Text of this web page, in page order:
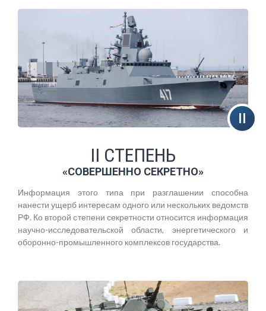
II СТЕПЕНЬ
«СОВЕРШЕННО СЕКРЕТНО»
Информация этого типа при разглашении способна
нанести ущерб интересам одного или нескольких ведомств
РФ. Ко второй степени секретности относится информация
научно-исследовательской области, энергетического и
оборонно-промышленного комплексов государства.